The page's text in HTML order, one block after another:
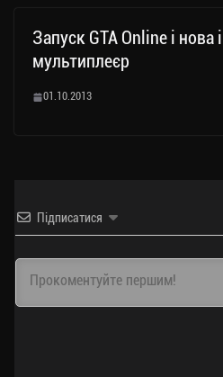
Запуск GTA Online і
мультиплеєр
01.10.2013
Підписатися